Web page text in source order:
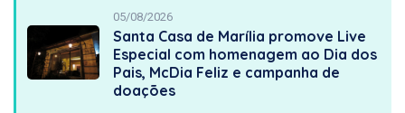
05/08/2026
Santa Casa de Marília promove Live
Especial com homenagem ao Dia dos
Pais, McDia Feliz e campanha de
doações